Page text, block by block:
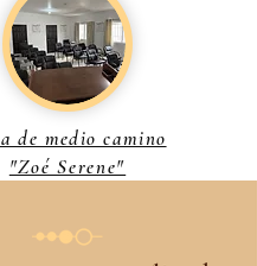
de medio camino
"Zoé Serene"